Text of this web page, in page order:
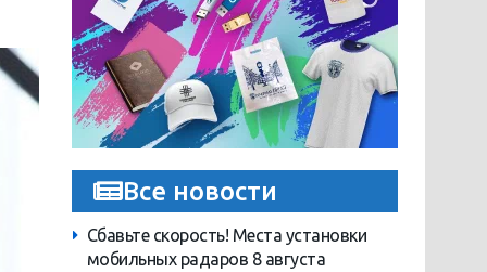
Все новости
Сбавьте скорость! Места установки
мобильных радаров 8 августа